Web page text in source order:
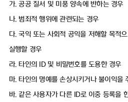
가. 공공 질서 및 미풍 양속에 반하는 경우
나. 범죄적 행위에 관련되는 경우
다. 국익 또는 사회적 공익을 저해할 목적
실행할 경우
라. 타인의 ID 및 비밀번호를 도용한 경우
마. 타인의 명예를 손상시키거나 불이익을
바. 같은 사용자가 다른 ID로 이중 등록을